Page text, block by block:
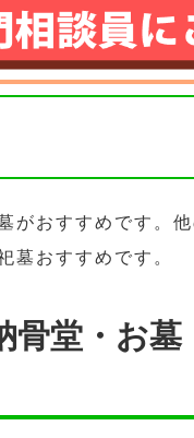
がおすすめです。
墓おすすめです。
骨堂・お墓